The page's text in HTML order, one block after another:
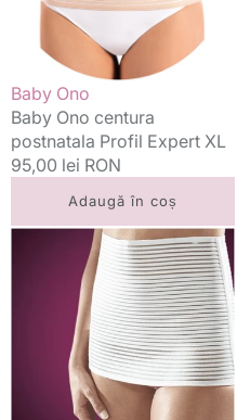
Vânzător:
Baby Ono
Baby Ono centura
postnatala Profil Expert XL
Preț
95,00 lei RON
Adaugă în coș
reglabila
perioada
postnatala
marimea